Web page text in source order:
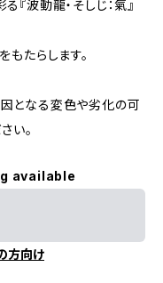
波動龍・そしじ：氣』
もたらします。
となる変色や劣化の可
い。
available
方向け